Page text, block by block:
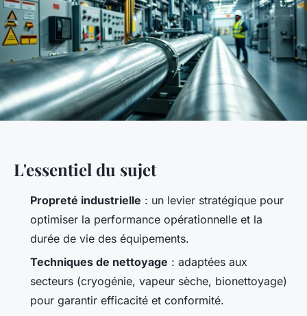
L'essentiel du sujet
Propreté industrielle : un levier stratégique pour
optimiser la performance opérationnelle et la
durée de vie des équipements.
Techniques de nettoyage : adaptées aux
secteurs (cryogénie, vapeur sèche, bionettoyage)
pour garantir efficacité et conformité.